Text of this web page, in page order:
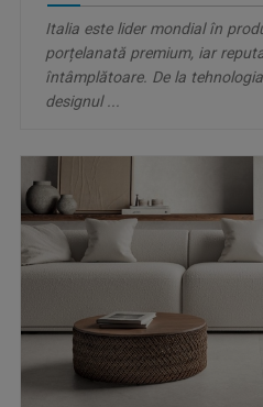
Italia este lider mondial în
porțelanată premium, iar
întâmplătoare. De la
designul ...